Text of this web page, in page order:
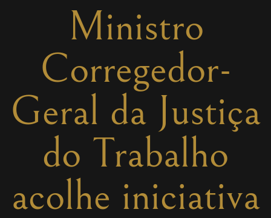
Ministro
Corregedor-
Geral da Justiça
do Trabalho
acolhe iniciativa